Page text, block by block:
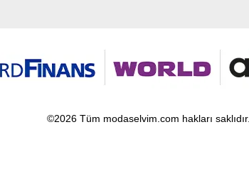
©2026 Tüm modaselvim.com hakları saklıdır.